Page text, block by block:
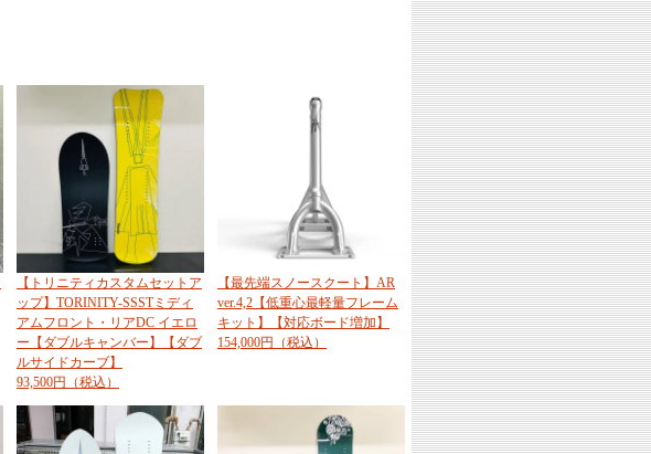
【トリニティカスタムセットア
ップ】TORINITY-SSSTミディ
アムフロント・リアDC イエロ
ー【ダブルキャンバー】【ダブ
ルサイドカーブ】
93,500円（税込）
【最先端スノースクート】AR
ver.4,2【低重心最軽量フレーム
キット】【対応ボード増加】
154,000円（税込）